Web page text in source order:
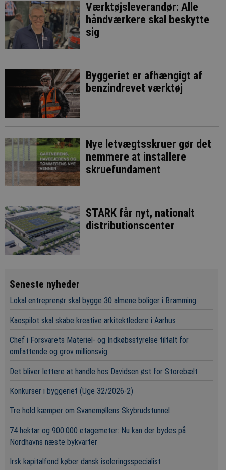
Værktøjsleverandør: Alle
håndværkere skal beskytte
sig
Byggeriet er afhængigt af
benzindrevet værktøj
Nye letvægtsskruer gør det
nemmere at installere
skruefundament
STARK får nyt, nationalt
distributionscenter
Seneste nyheder
Lokal entreprenør skal bygge 30 almene boliger i Bramming
Kaospilot skal skabe kreative arkitektledere i Aarhus
Chef i Forsvarets Materiel- og Indkøbsstyrelse tiltalt for
omfattende og grov millionsvig
Det bliver lettere at handle hos Davidsen øst for Storebælt
Konkurser i byggeriet (Uge 32/2026-2)
Tre hold kæmper om Svanemøllens Skybrudstunnel
74 hektar og 900.000 etagemeter: Nu kan der bydes på
Nordhavns næste bykvarter
Irsk kapitalfond køber dansk isoleringsspecialist